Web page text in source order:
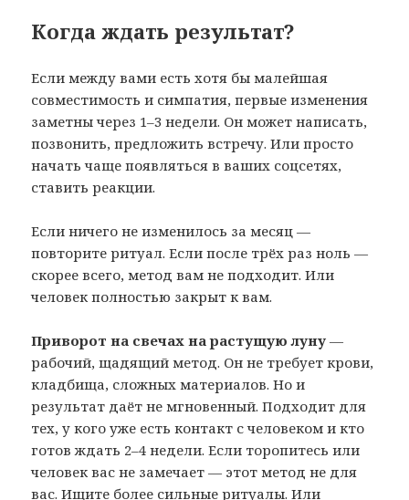
Когда ждать результат?
Если между вами есть хотя бы малейшая
совместимость и симпатия, первые изменения
заметны через 1–3 недели. Он может написать,
позвонить, предложить встречу. Или просто
начать чаще появляться в ваших соцсетях,
ставить реакции.
Если ничего не изменилось за месяц —
повторите ритуал. Если после трёх раз ноль —
скорее всего, метод вам не подходит. Или
человек полностью закрыт к вам.
Приворот на свечах на растущую луну —
рабочий, щадящий метод. Он не требует крови,
кладбища, сложных материалов. Но и
результат даёт не мгновенный. Подходит для
тех, у кого уже есть контакт с человеком и кто
готов ждать 2–4 недели. Если торопитесь или
человек вас не замечает — этот метод не для
вас. Ищите более сильные ритуалы. Или